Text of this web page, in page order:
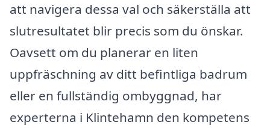
att navigera dessa val och säkerställa att
slutresultatet blir precis som du önskar.
Oavsett om du planerar en liten
uppfräschning av ditt befintliga badrum
eller en fullständig ombyggnad, har
experterna i Klintehamn den kompetens